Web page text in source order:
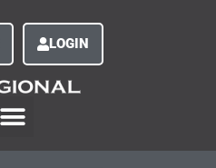
LOGIN